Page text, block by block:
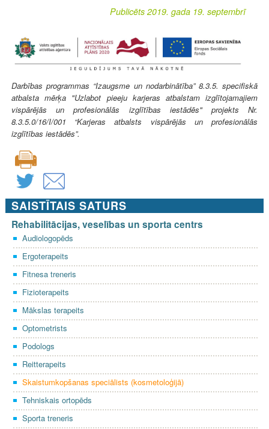
Publicēts 2019. gada 19. septembrī
Darbības programmas “Izaugsme un nodarbinātība” 8.3.5. specifiskā
atbalsta mērķa "Uzlabot pieeju karjeras atbalstam izglītojamajiem
vispārējās un profesionālās izglītības iestādēs" projekts Nr.
8.3.5.0/16/I/001 “Karjeras atbalsts vispārējās un profesionālās
izglītības iestādēs”.
SAISTĪTAIS SATURS
Rehabilitācijas, veselības un sporta centrs
Audiologopēds
Ergoterapeits
Fitnesa treneris
Fizioterapeits
Mākslas terapeits
Optometrists
Podologs
Reitterapeits
Skaistumkopšanas speciālists (kosmetoloģijā)
Tehniskais ortopēds
Sporta treneris